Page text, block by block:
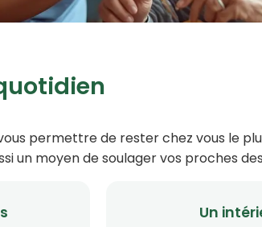
permettre de rester chez vous le
un moyen de soulager vos proches
Un